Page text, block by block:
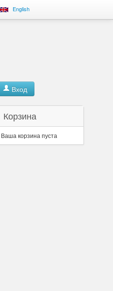
English
Вход
Корзина
Ваша корзина пуста